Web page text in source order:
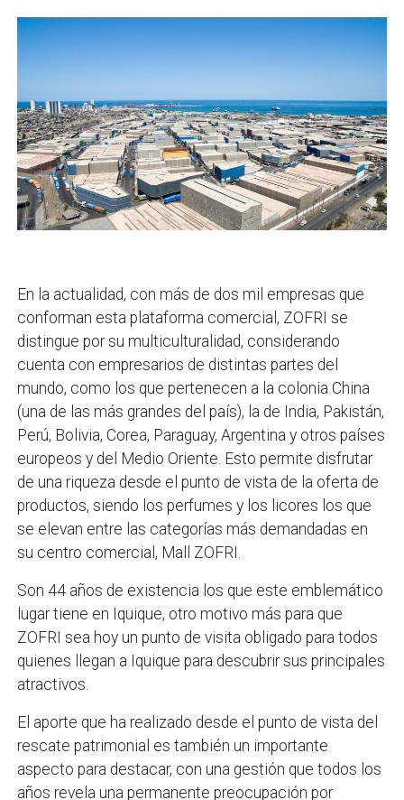
En la actualidad, con más de dos mil empresas que
conforman esta plataforma comercial, ZOFRI se
distingue por su multiculturalidad, considerando
cuenta con empresarios de distintas partes del
mundo, como los que pertenecen a la colonia China
(una de las más grandes del país), la de India, Pakistán,
Perú, Bolivia, Corea, Paraguay, Argentina y otros países
europeos y del Medio Oriente. Esto permite disfrutar
de una riqueza desde el punto de vista de la oferta de
productos, siendo los perfumes y los licores los que
se elevan entre las categorías más demandadas en
su centro comercial, Mall ZOFRI.
Son 44 años de existencia los que este emblemático
lugar tiene en Iquique, otro motivo más para que
ZOFRI sea hoy un punto de visita obligado para todos
quienes llegan a Iquique para descubrir sus principales
atractivos.
El aporte que ha realizado desde el punto de vista del
rescate patrimonial es también un importante
aspecto para destacar, con una gestión que todos los
años revela una permanente preocupación por